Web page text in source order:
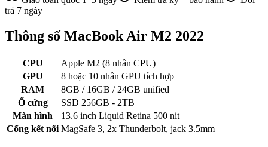
trả 7 ngày
Thông số MacBook Air M2 2022
CPU
Apple M2 (8 nhân CPU)
GPU
8 hoặc 10 nhân GPU tích hợp
RAM
8GB / 16GB / 24GB unified
Ổ cứng
SSD 256GB - 2TB
Màn hình
13.6 inch Liquid Retina 500 nit
Cổng kết nối MagSafe 3, 2x Thunderbolt, jack 3.5mm